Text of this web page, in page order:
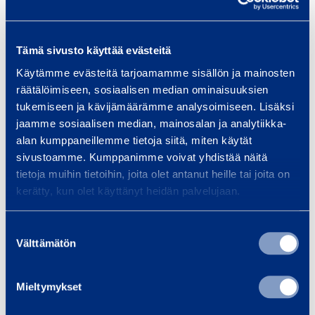
Tämä sivusto käyttää evästeitä
Käytämme evästeitä tarjoamamme sisällön ja mainosten
räätälöimiseen, sosiaalisen median ominaisuuksien
tukemiseen ja kävijämäärämme analysoimiseen. Lisäksi
jaamme sosiaalisen median, mainosalan ja analytiikka-
alan kumppaneillemme tietoja siitä, miten käytät
sivustoamme. Kumppanimme voivat yhdistää näitä
tietoja muihin tietoihin, joita olet antanut heille tai joita on
kerätty, kun olet käyttänyt heidän palvelujaan.
valinta
Välttämätön
Mieltymykset
…
Läs mer Läs
Träningar
Se alla utbildningar